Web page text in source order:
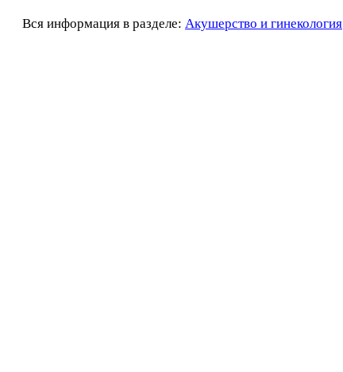
Вся информация в разделе: Акушерство и гинекология